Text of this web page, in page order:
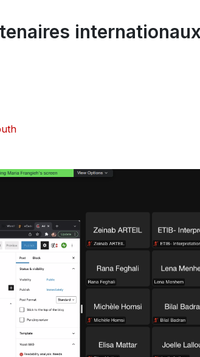
internationaux